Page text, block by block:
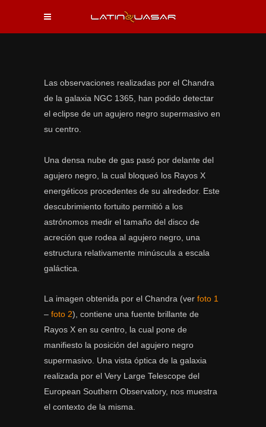
Las observaciones realizadas por el Chandra
de la galaxia NGC 1365, han podido detectar
el eclipse de un agujero negro supermasivo en
su centro.
Una densa nube de gas pasó por delante del
agujero negro, la cual bloqueó los Rayos X
energéticos procedentes de su alrededor. Este
descubrimiento fortuito permitió a los
astrónomos medir el tamaño del disco de
acreción que rodea al agujero negro, una
estructura relativamente minúscula a escala
galáctica.
La imagen obtenida por el Chandra (ver foto 1
– foto 2), contiene una fuente brillante de
Rayos X en su centro, la cual pone de
manifiesto la posición del agujero negro
supermasivo. Una vista óptica de la galaxia
realizada por el Very Large Telescope del
European Southern Observatory, nos muestra
el contexto de la misma.